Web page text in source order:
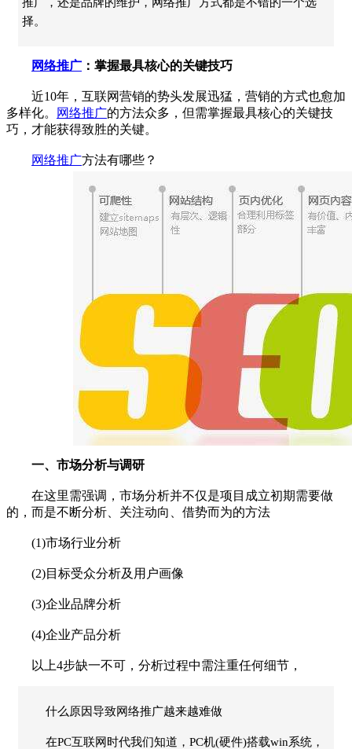
择。
网络推广 ：掌握最具核心的关键技巧
近10年，互联网营销的势头发展迅猛，营销的方式也愈加
多样化。
网络推广的方法众多，但需掌握最具核心的关键技
巧，才能获得致胜的关键。
网络推广方法有哪些？
一、市场分析与调研
在这里需强调，市场分析并不仅是项目成立初期需要做
的，而是不断分析、关注动向、借势而为的方法
(1)市场行业分析
(2)目标受众分析及用户画像
(3)企业品牌分析
(4)企业产品分析
以上4步缺一不可，分析过程中需注重任何细节，
什么原因导致网络推广越来越难做
在PC互联网时代我们知道，PC机(硬件)搭载win系统，